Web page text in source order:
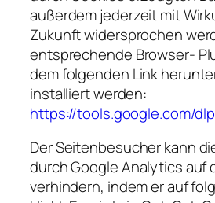
außerdem jederzeit mit
Zukunft widersprochen
entsprechende Browser-
dem folgenden Link
installiert werden:
https://tools.google.com/
Der Seitenbesucher kann
durch Google Analytics auf
verhindern, indem er auf